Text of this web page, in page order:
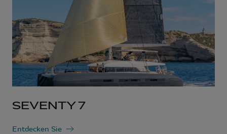
SEVENTY 7
Entdecken Sie